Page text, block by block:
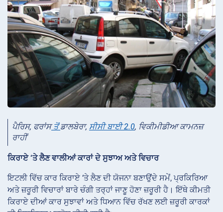
ਪੈਰਿਸ, ਫਰਾਂਸਤੋਂਡਾਲਬੇਰਾ, ਸੀਸੀ ਬਾਈ 2.0, ਵਿਕੀਮੀਡੀਆ ਕਾਮਨਜ਼
ਰਾਹੀਂ
ਕਿਰਾਏ ‘ਤੇ ਲੈਣ ਵਾਲੀਆਂ ਕਾਰਾਂ ਦੇ ਸੁਝਾਅ ਅਤੇ ਵਿਚਾਰ
ਇਟਲੀ ਵਿੱਚ ਕਾਰ ਕਿਰਾਏ ‘ਤੇ ਲੈਣ ਦੀ ਯੋਜਨਾ ਬਣਾਉਂਦੇ ਸਮੇਂ, ਪ੍ਰਕਿਰਿਆ
ਅਤੇ ਜ਼ਰੂਰੀ ਵਿਚਾਰਾਂ ਬਾਰੇ ਚੰਗੀ ਤਰ੍ਹਾਂ ਜਾਣੂ ਹੋਣਾ ਜ਼ਰੂਰੀ ਹੈ। ਇੱਥੇ ਕੀਮਤੀ
ਕਿਰਾਏ ਦੀਆਂ ਕਾਰ ਸੁਝਾਵਾਂ ਅਤੇ ਧਿਆਨ ਵਿੱਚ ਰੱਖਣ ਲਈ ਜ਼ਰੂਰੀ ਕਾਰਕਾਂ